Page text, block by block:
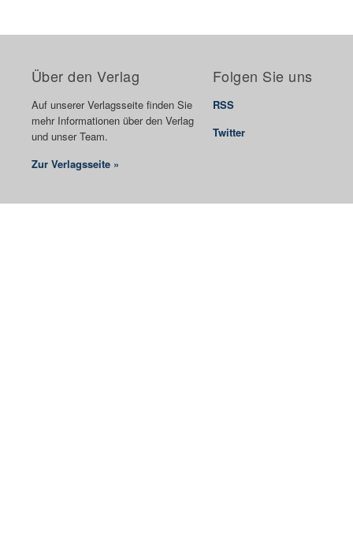
Über den Verlag
Auf unserer Verlagsseite finden Sie
mehr Informationen über den Verlag
und unser Team.
Zur Verlagsseite »
Folgen Sie uns
RSS
Twitter